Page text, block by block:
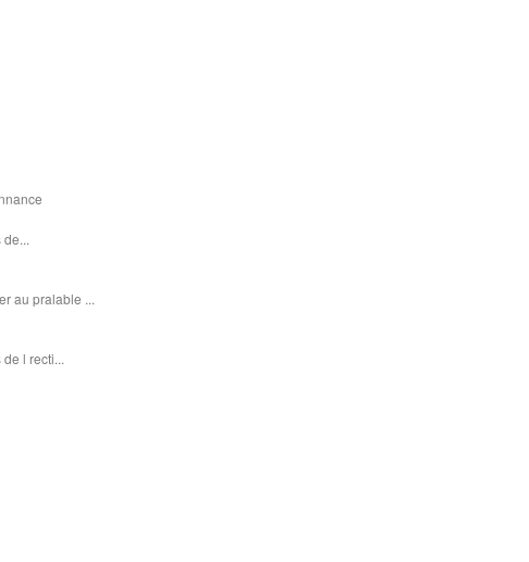
au pralable ...
l recti...